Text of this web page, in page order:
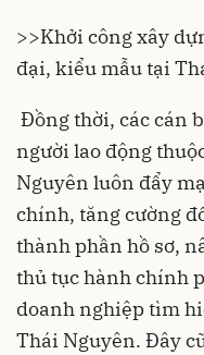
>>Khởi công xây
đại, kiểu mẫu tại
Đồng thời, các cán
người lao động
Nguyên luôn đẩy
chính, tăng cường
thành phần hồ sơ,
thủ tục hành chính
doanh nghiệp tìm
Thái Nguyên. Đây